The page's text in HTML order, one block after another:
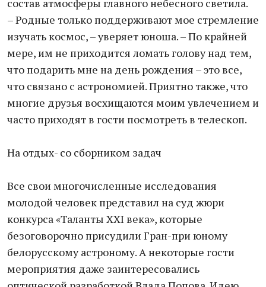
состав атмосферы главного небесного светила.
– Родные только поддерживают мое стремление
изучать космос, – уверяет юноша. – По крайней
мере, им не приходится ломать голову над тем,
что подарить мне на день рождения – это все,
что связано с астрономией. Приятно также, что
многие друзья восхищаются моим увлечением и
часто приходят в гости посмотреть в телескоп.
На отдых- со сборником задач
Все свои многочисленные исследования
молодой человек представил на суд жюри
конкурса «Таланты XXI века», которые
безоговорочно присудили Гран-при юному
белорусскому астроному. А некоторые гости
мероприятия даже заинтересовались